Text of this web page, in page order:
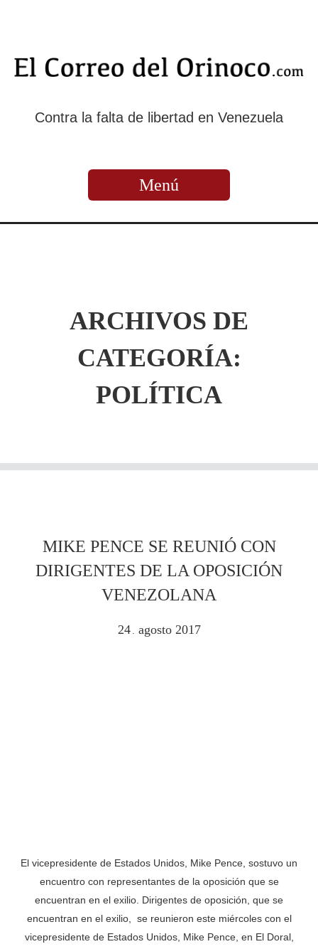
Contra la falta de libertad en Venezuela
Menú
ARCHIVOS DE
CATEGORÍA:
POLÍTICA
MIKE PENCE SE REUNIÓ CON
DIRIGENTES DE LA OPOSICIÓN
VENEZOLANA
24 . agosto 2017
El vicepresidente de Estados Unidos, Mike Pence, sostuvo un
encuentro con representantes de la oposición que se
encuentran en el exilio. Dirigentes de oposición, que se
encuentran en el exilio, se reunieron este miércoles con el
vicepresidente de Estados Unidos, Mike Pence, en El Doral,